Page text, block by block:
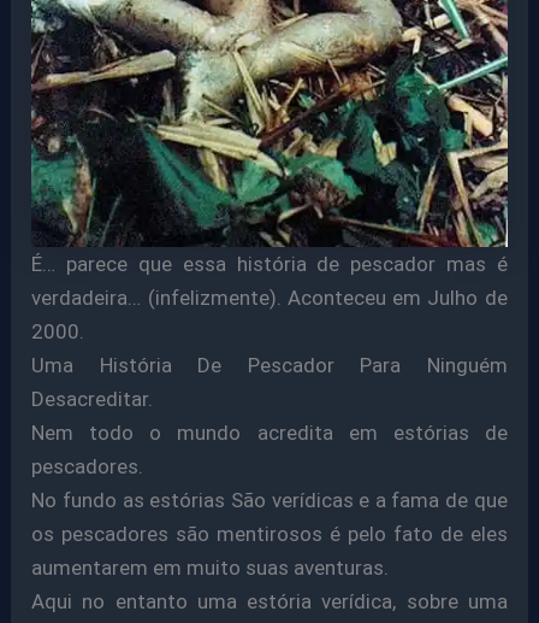
É… parece que essa história de pescador mas é
verdadeira… (infelizmente). Aconteceu em Julho de
2000.
Uma História De Pescador Para Ninguém
Desacreditar.
Nem todo o mundo acredita em estórias de
pescadores.
No fundo as estórias São verídicas e a fama de que
os pescadores são mentirosos é pelo fato de eles
aumentarem em muito suas aventuras.
Aqui no entanto uma estória verídica, sobre uma